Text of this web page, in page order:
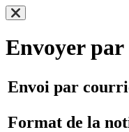
Envoyer
Envoi par
Format de la